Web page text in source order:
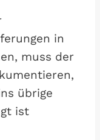
in
muss der
übrige
ist